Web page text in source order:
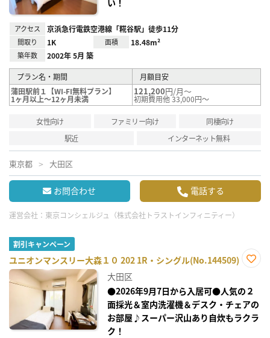
い！
アクセス 京浜急行電鉄空港線「糀谷駅」徒歩11分
間取り 1K 面積 18.48m²
築年数 2002年 5月 築
プラン名・期間
月額目安
蒲田駅前１【WI-FI無料プラン】
1ヶ月以上～12ヶ月未満
121,200円/月～
初期費用他 33,000円～
女性向け ファミリー向け
同棲向け
駅近
インターネット無料
東京都 大田区
お問合わせ 電話する
運営会社： 東京コンシェルジュ（株式会社トラストインフィニティー）
割引キャンペーン
ユニオンマンスリー大森１０ 202 1R・シングル(No.144509)
り登
録
大田区
●2026年9月7日から入居可●人気の２
面採光＆室内洗濯機＆デスク・チェアの
お部屋♪スーパー沢山あり自炊もラクラ
ク！